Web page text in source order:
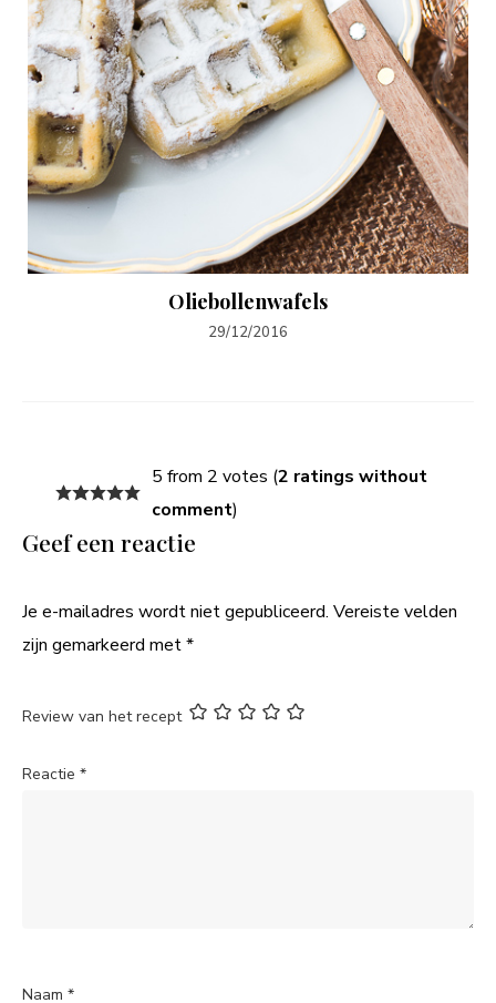
Oliebollenwafels
29/12/2016
5 from 2 votes (2 ratings without
comment)
Geef een reactie
Je e-mailadres wordt niet gepubliceerd. Vereiste velden
zijn gemarkeerd met*
Review van het recept
Reactie *
Naam *